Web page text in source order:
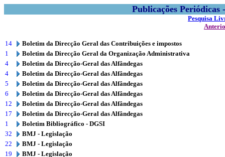
Publicações
Pesquisa
14
Boletim da Direcção Geral das Contribuições e impostos
1
Boletim da Direcção Geral da Organização Administrativa
4
Boletim da Direcção-Geral das Alfândegas
4
Boletim da Direcção-Geral das Alfândegas
5
Boletim da Direcção-Geral das Alfândegas
6
Boletim da Direcção-Geral das Alfândegas
12
Boletim da Direcção-Geral das Alfândegas
17
Boletim da Direcção-Geral das Alfândegas
1
Boletim Bibliográfico - DGSI
32
BMJ - Legislação
22
BMJ - Legislação
19
BMJ - Legislação